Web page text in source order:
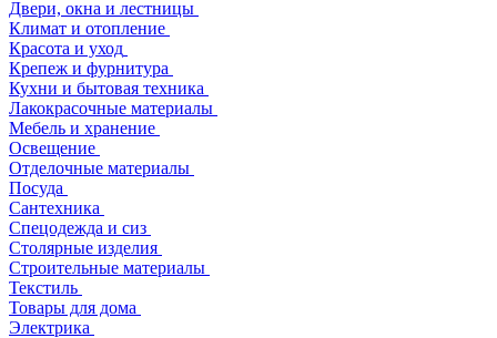
Двери, окна и лестницы
Климат и отопление
Красота и уход
Крепеж и фурнитура
Кухни и бытовая техника
Лакокрасочные материалы
Мебель и хранение
Освещение
Отделочные материалы
Посуда
Сантехника
Спецодежда и сиз
Столярные изделия
Строительные материалы
Текстиль
Товары для дома
Электрика